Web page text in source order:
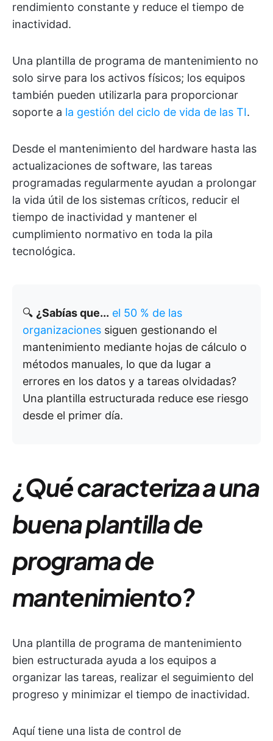
rendimiento constante y reduce el tiempo de
inactividad.
Una plantilla de programa de mantenimiento no
solo sirve para los activos físicos; los equipos
también pueden utilizarla para proporcionar
soporte a la gestión del ciclo de vida de las TI.
Desde el mantenimiento del hardware hasta las
actualizaciones de software, las tareas
programadas regularmente ayudan a prolongar
la vida útil de los sistemas críticos, reducir el
tiempo de inactividad y mantener el
cumplimiento normativo en toda la pila
tecnológica.
🔍 ¿Sabías que... el 50 % de las
organizaciones siguen gestionando el
mantenimiento mediante hojas de cálculo o
métodos manuales, lo que da lugar a
errores en los datos y a tareas olvidadas?
Una plantilla estructurada reduce ese riesgo
desde el primer día.
¿Qué caracteriza a una
buena plantilla de
programa de
mantenimiento?
Una plantilla de programa de mantenimiento
bien estructurada ayuda a los equipos a
organizar las tareas, realizar el seguimiento del
progreso y minimizar el tiempo de inactividad.
Aquí tiene una lista de control de